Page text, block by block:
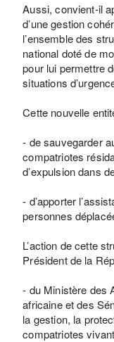
Aussi, convient-il
d’une gestion
l’ensemble des
national doté de
pour lui permettre
situations
Cette nouvelle
- de sauvegarder
compatriotes
d’expulsion dans
- d’apporter
personnes
L’action de cette
Président de la
- du Ministère des
africaine et des
la gestion, la
compatriotes